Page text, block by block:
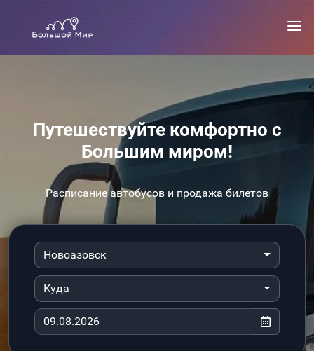
Путешествуйте комфортно с
Большим миром!
Расписание автобусов и продажа билетов
Новоазовск
Куда